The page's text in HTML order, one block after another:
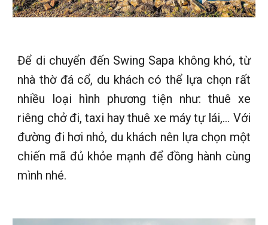
Để di chuyển đến Swing Sapa không khó, từ
nhà thờ đá cổ, du khách có thể lựa chọn rất
nhiều loại hình phương tiện như: thuê xe
riêng chở đi, taxi hay thuê xe máy tự lái,… Với
đường đi hơi nhỏ, du khách nên lựa chọn một
chiến mã đủ khỏe mạnh để đồng hành cùng
mình nhé.